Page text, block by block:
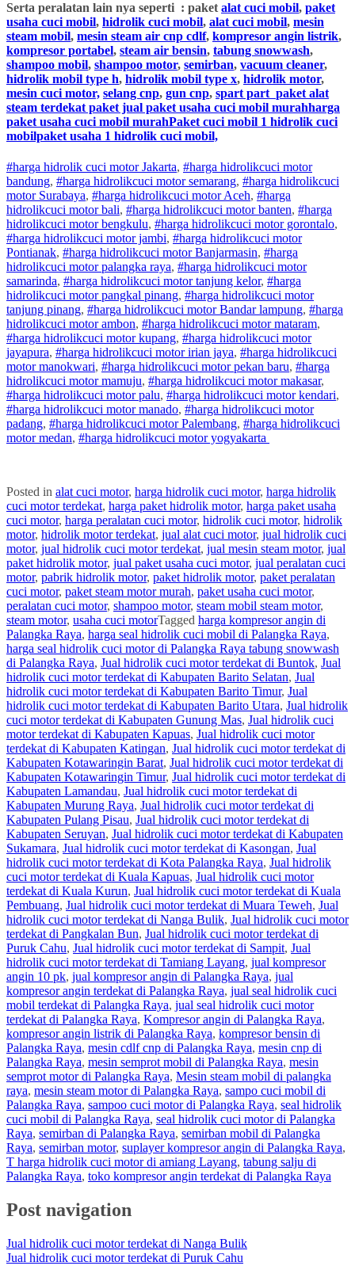
Serta peralatan lain nya seperti : paket alat cuci mobil, paket
usaha cuci mobil, hidrolik cuci mobil, alat cuci mobil, mesin
steam mobil, mesin steam air cnp cdlf, kompresor angin listrik,
kompresor portabel, steam air bensin, tabung snowwash,
shampoo mobil, shampoo motor, semirban, vacuum cleaner,
hidrolik mobil type h, hidrolik mobil type x, hidrolik motor,
mesin cuci motor, selang cnp, gun cnp, spart part paket alat
steam terdekat paket jual paket usaha cuci mobil murahharga
paket usaha cuci mobil murahPaket cuci mobil 1 hidrolik cuci
mobilpaket usaha 1 hidrolik cuci mobil,
#harga hidrolik cuci motor Jakarta, #harga hidrolikcuci motor
bandung, #harga hidrolikcuci motorsemarang, #harga hidrolikcuci
motorSurabaya, #harga hidrolikcuci motorAceh, #harga
hidrolikcuci motorbali, #harga hidrolikcuci motorbanten, #harga
hidrolikcuci motorbengkulu, #harga hidrolikcuci motorgorontalo,
#harga hidrolikcuci motorjambi, #harga hidrolikcuci motor
Pontianak, #harga hidrolikcuci motorBanjarmasin, #harga
hidrolikcuci motorpalangka raya, #harga hidrolikcuci motor
samarinda, #harga hidrolikcuci motortanjung kelor, #harga
hidrolikcuci motorpangkal pinang, #harga hidrolikcuci motor
tanjung pinang, #harga hidrolikcuci motorBandar lampung, #harga
hidrolikcuci motorambon, #harga hidrolikcuci motormataram,
#harga hidrolikcuci motorkupang, #harga hidrolikcuci motor
jayapura, #harga hidrolikcuci motoririan jaya, #harga hidrolikcuci
motormanokwari, #harga hidrolikcuci motorpekan baru, #harga
hidrolikcuci motormamuju, #harga hidrolikcuci motormakasar,
#harga hidrolikcuci motorpalu, #harga hidrolikcuci motorkendari,
#harga hidrolikcuci motormanado, #harga hidrolikcuci motor
padang, #harga hidrolikcuci motorPalembang, #harga hidrolikcuci
motormedan, #harga hidrolikcuci motoryogyakarta
Posted in alat cuci motor, harga hidrolik cuci motor, harga hidrolik
cuci motor terdekat, harga paket hidrolik motor, harga paket usaha
cuci motor, harga peralatan cuci motor, hidrolik cuci motor, hidrolik
motor, hidrolik motor terdekat, jual alat cuci motor, jual hidrolik cuci
motor, jual hidrolik cuci motor terdekat, jual mesin steam motor, jual
paket hidrolik motor, jual paket usaha cuci motor, jual peralatan cuci
motor, pabrik hidrolik motor, paket hidrolik motor, paket peralatan
cuci motor, paket steam motor murah, paket usaha cuci motor,
peralatan cuci motor, shampoo motor, steam mobil steam motor,
steam motor, usaha cuci motorTagged harga kompresor angin di
Palangka Raya, harga seal hidrolik cuci mobil di Palangka Raya,
harga seal hidrolik cuci motor di Palangka Raya tabung snowwash
di Palangka Raya, Jual hidrolik cuci motor terdekat di Buntok, Jual
hidrolik cuci motor terdekat di Kabupaten Barito Selatan, Jual
hidrolik cuci motor terdekat di Kabupaten Barito Timur, Jual
hidrolik cuci motor terdekat di Kabupaten Barito Utara, Jual hidrolik
cuci motor terdekat di Kabupaten Gunung Mas, Jual hidrolik cuci
motor terdekat di Kabupaten Kapuas, Jual hidrolik cuci motor
terdekat di Kabupaten Katingan, Jual hidrolik cuci motor terdekat di
Kabupaten Kotawaringin Barat, Jual hidrolik cuci motor terdekat di
Kabupaten Kotawaringin Timur, Jual hidrolik cuci motor terdekat di
Kabupaten Lamandau, Jual hidrolik cuci motor terdekat di
Kabupaten Murung Raya, Jual hidrolik cuci motor terdekat di
Kabupaten Pulang Pisau, Jual hidrolik cuci motor terdekat di
Kabupaten Seruyan, Jual hidrolik cuci motor terdekat di Kabupaten
Sukamara, Jual hidrolik cuci motor terdekat di Kasongan, Jual
hidrolik cuci motor terdekat di Kota Palangka Raya, Jual hidrolik
cuci motor terdekat di Kuala Kapuas, Jual hidrolik cuci motor
terdekat di Kuala Kurun, Jual hidrolik cuci motor terdekat di Kuala
Pembuang, Jual hidrolik cuci motor terdekat di Muara Teweh, Jual
hidrolik cuci motor terdekat di Nanga Bulik, Jual hidrolik cuci motor
terdekat di Pangkalan Bun, Jual hidrolik cuci motor terdekat di
Puruk Cahu, Jual hidrolik cuci motor terdekat di Sampit, Jual
hidrolik cuci motor terdekat di Tamiang Layang, jual kompresor
angin 10 pk, jual kompresor angin di Palangka Raya, jual
kompresor angin terdekat di Palangka Raya, jual seal hidrolik cuci
mobil terdekat di Palangka Raya, jual seal hidrolik cuci motor
terdekat di Palangka Raya, Kompresor angin di Palangka Raya,
kompresor angin listrik di Palangka Raya, kompresor bensin di
Palangka Raya, mesin cdlf cnp di Palangka Raya, mesin cnp di
Palangka Raya, mesin semprot mobil di Palangka Raya, mesin
semprot motor di Palangka Raya, Mesin steam mobil di palangka
raya, mesin steam motor di Palangka Raya, sampo cuci mobil di
Palangka Raya, sampoo cuci motor di Palangka Raya, seal hidrolik
cuci mobil di Palangka Raya, seal hidrolik cuci motor di Palangka
Raya, semirban di Palangka Raya, semirban mobil di Palangka
Raya, semirban motor, suplayer kompresor angin di Palangka Raya,
T harga hidrolik cuci motor di amiang Layang, tabung salju di
Palangka Raya, toko kompresor angin terdekat di Palangka Raya
Post navigation
Jual hidrolik cuci motor terdekat di Nanga Bulik
Jual hidrolik cuci motor terdekat di Puruk Cahu